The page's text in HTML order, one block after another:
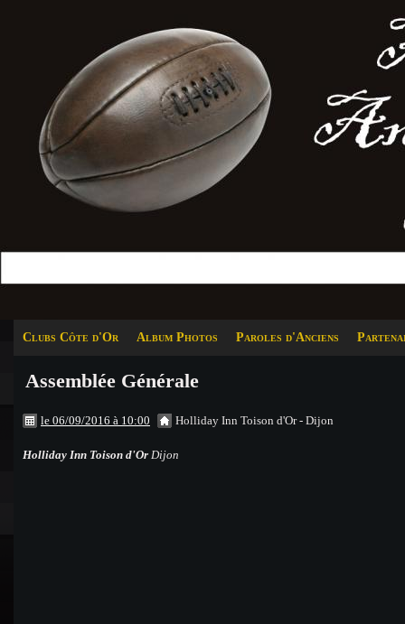
Clubs Côte d'Or Album Photos Paroles d'Anciens
Assemblée Générale
le 06/09/2016 à 10:00 Holliday Inn Toison d'Or - Dijon
Holliday Inn Toison d'Or Dijon